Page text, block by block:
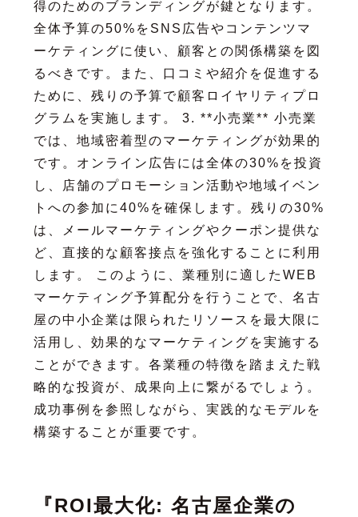
得のためのブランディングが鍵となります。
全体予算の50%をSNS広告やコンテンツマ
ーケティングに使い、顧客との関係構築を図
るべきです。また、口コミや紹介を促進する
ために、残りの予算で顧客ロイヤリティプロ
グラムを実施します。 3. **小売業** 小売業
では、地域密着型のマーケティングが効果的
です。オンライン広告には全体の30%を投資
し、店舗のプロモーション活動や地域イベン
トへの参加に40%を確保します。残りの30%
は、メールマーケティングやクーポン提供な
ど、直接的な顧客接点を強化することに利用
します。 このように、業種別に適したWEB
マーケティング予算配分を行うことで、名古
屋の中小企業は限られたリソースを最大限に
活用し、効果的なマーケティングを実施する
ことができます。各業種の特徴を踏まえた戦
略的な投資が、成果向上に繋がるでしょう。
成功事例を参照しながら、実践的なモデルを
構築することが重要です。
『ROI最大化: 名古屋企業の